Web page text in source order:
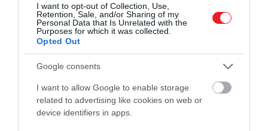
I want to opt-out of Collection, Use,
Retention, Sale, and/or Sharing of my
Personal Data that Is Unrelated with the
Purposes for which it was collected.
Opted Out
Google consents
I want to allow Google to enable storage
related to advertising like cookies on web or
device identifiers in apps.